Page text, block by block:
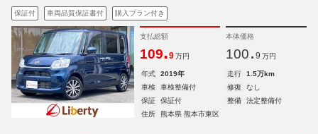
保証付 車両品質保証書付 購入プラン付き
支払総額
109.9 万円
本体価格
100. 9 万円
年式 2019年 走行
1.5万km
車検
車検整備付 修復
なし
保証
保証付 整備
法定整備付
住所
熊本県 熊本市東区